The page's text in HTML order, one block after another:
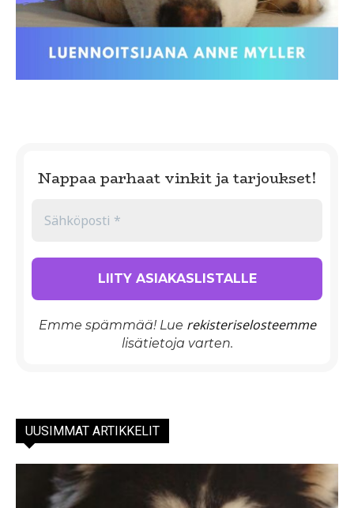
Nappaa parhaat vinkit ja tarjoukset!
Emme spämmää! Lue rekisteriselosteemme
lisätietoja varten.
UUSIMMAT ARTIKKELIT